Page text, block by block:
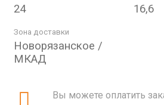
24 16,6
Зона доставки
Новорязанское /
МКАД
Вы можете оплатить